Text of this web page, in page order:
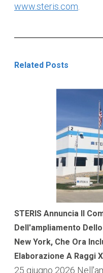
www.steris.com
Related Posts
STERIS Annuncia Il
Dell'ampliamento
New York, Che Ora
Elaborazione A Raggi X
25 giugno 2026